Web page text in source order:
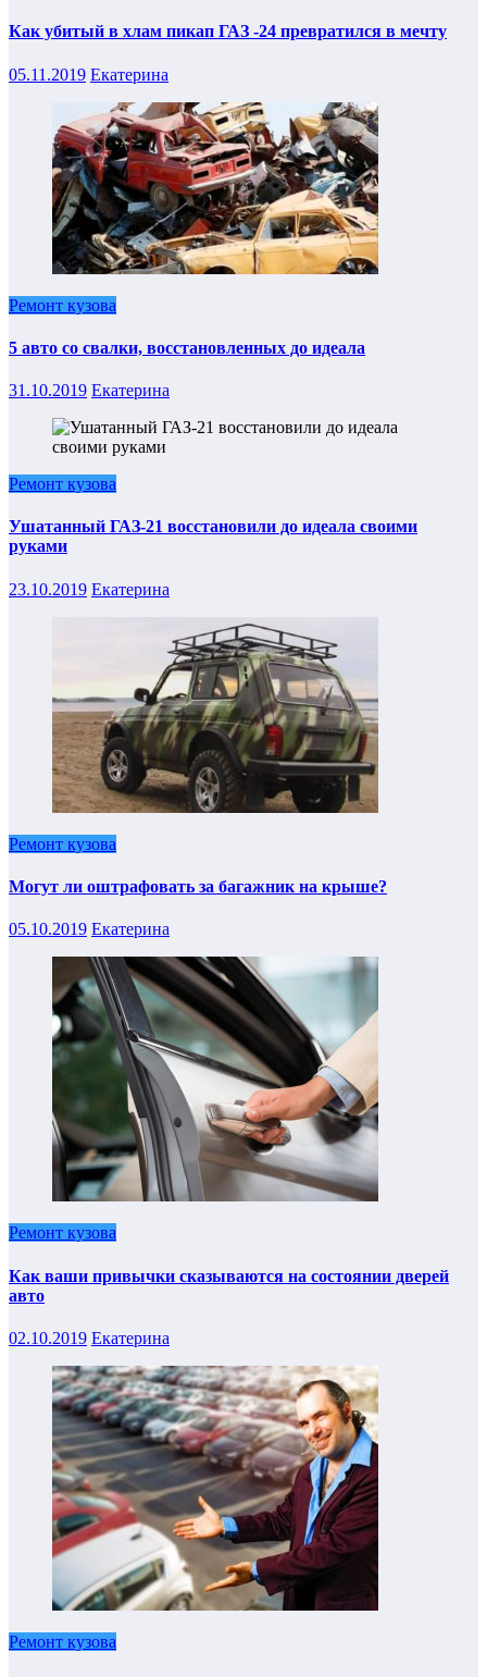
Как убитый в хлам пикап ГАЗ -24 превратился в мечту
05.11.2019 Екатерина
Ремонт кузова
5 авто со свалки, восстановленных до идеала
31.10.2019 Екатерина
Ремонт кузова
Ушатанный ГАЗ-21 восстановили до идеала своими
руками
23.10.2019 Екатерина
Ремонт кузова
Могут ли оштрафовать за багажник на крыше?
05.10.2019 Екатерина
Ремонт кузова
Как ваши привычки сказываются на состоянии дверей
авто
02.10.2019 Екатерина
Ремонт кузова